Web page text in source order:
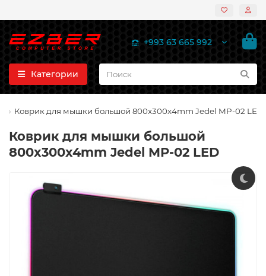
+993 63 665 992
Категории
Коврик для мышки большой 800x300x4mm Jedel MP-02 LED
Коврик для мышки большой
800x300x4mm Jedel MP-02 LED